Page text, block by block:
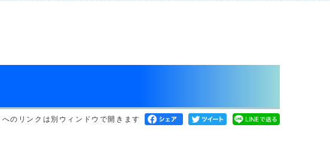
のリンクは別ウィンドウで開きます